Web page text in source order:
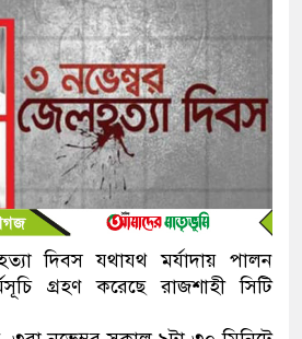
দিবস যথাযথ মর্যাদায় পালন
গ্রহণ করেছে রাজশাহী সিটি